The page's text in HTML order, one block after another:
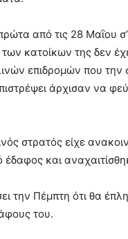
από τις 28 Μαΐου
κατοίκων της δεν
επιδρομών που την
άρχισαν να
στρατός είχε
έδαφος και
την Πέμπτη ότι θα
του.